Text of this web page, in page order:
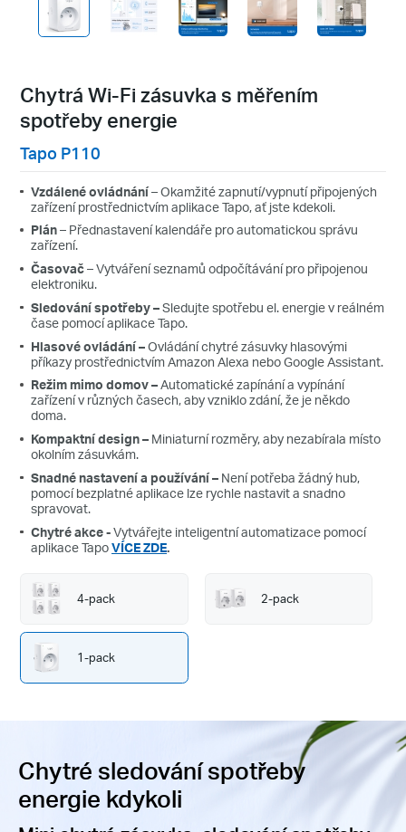
Chytrá Wi-Fi zásuvka s měřením
spotřeby energie
Tapo P110
Vzdálené ovládnání– Okamžité zapnutí/vypnutí připojených
zařízení prostřednictvím aplikace Tapo, ať jste kdekoli.
Plán– Přednastavení kalendáře pro automatickou správu
zařízení.
Časovač–Vytváření seznamů odpočítávání pro připojenou
elektroniku.
Sledování spotřeby –Sledujte spotřebu el. energie v reálném
čase pomocí aplikace Tapo.
Hlasové ovládání–Ovládání chytré zásuvky hlasovými
příkazy prostřednictvím Amazon Alexa nebo Google Assistant.
Režim mimo domov–Automatické zapínání a vypínání
zařízení v různých časech, aby vzniklo zdání, že je někdo
doma.
Kompaktní design– Miniaturní rozměry, aby nezabírala místo
okolním zásuvkám.
Snadné nastavení a používání– Není potřeba žádný hub,
pomocí bezplatné aplikace lze rychle nastavit a snadno
spravovat.
Chytré akce -Vytvářejte inteligentní automatizace pomocí
aplikace TapoVÍCE ZDE.
4-pack 2-pack
1-pack
Chytré sledování spotřeby
energie kdykoli